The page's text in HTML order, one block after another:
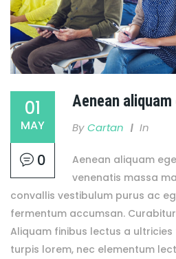
01
MAY
0
Aenean
By Cartan In
Aenean aliquam
venenatis massa
convallis vestibulum purus ac
fermentum accumsan.
Aliquam finibus lectus a
turpis lorem, nec elementum